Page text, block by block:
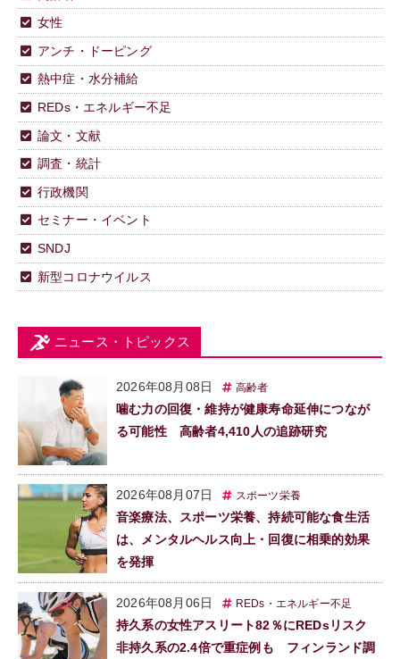
女性
アンチ・ドーピング
熱中症・水分補給
REDs・エネルギー不足
論文・文献
調査・統計
行政機関
セミナー・イベント
SNDJ
新型コロナウイルス
ニュース・トピックス
2026年08月08日 高齢者
噛む力の回復・維持が健康寿命延伸につなが
る可能性 高齢者4,410人の追跡研究
2026年08月07日 スポーツ栄養
音楽療法、スポーツ栄養、持続可能な食生活
は、メンタルヘルス向上・回復に相乗的効果
を発揮
2026年08月06日 REDs・エネルギー不足
持久系の女性アスリート82％にREDsリスク
非持久系の2.4倍で重症例も フィンランド調